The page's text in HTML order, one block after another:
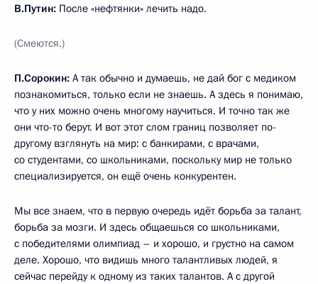
В.Путин: После «нефтянки» лечить надо.
(Смеются.)
П.Сорокин: А так обычно и думаешь, не дай бог с медиком
познакомиться, только если не знаешь. А здесь я понимаю,
что у них можно очень многому научиться. И точно так же
они что-то берут. И вот этот слом границ позволяет по-
другому взглянуть на мир: с банкирами, с врачами,
со студентами, со школьниками, поскольку мир не только
специализируется, он ещё очень конкурентен.
Мы все знаем, что в первую очередь идёт борьба за талант,
борьба за мозги. И здесь общаешься со школьниками,
с победителями олимпиад – и хорошо, и грустно на самом
деле. Хорошо, что видишь много талантливых людей, я
сейчас перейду к одному из таких талантов. А с другой